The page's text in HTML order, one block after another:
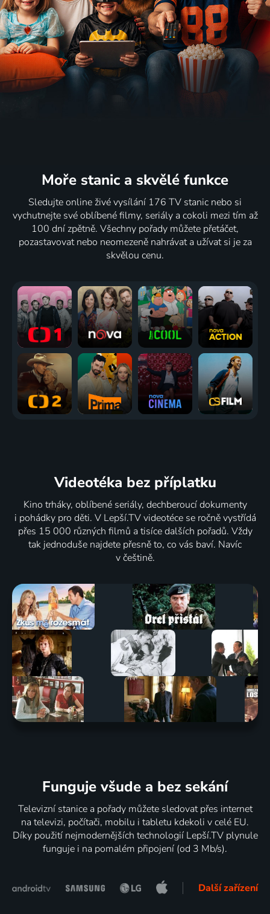
Moře stanic a skvělé funkce
Sledujte online živé vysílání 176 TV stanic nebo si
vychutnejte své oblíbené filmy, seriály a cokoli mezi tím až
100 dní zpětně. Všechny pořady můžete přetáčet,
pozastavovat nebo neomezeně nahrávat a užívat si je za
skvělou cenu.
Videotéka bez příplatku
Kino trháky, oblíbené seriály, dechberoucí dokumenty
i pohádky pro děti. V Lepší.TV videotéce se ročně vystřídá
přes 15 000 různých filmů a tisíce dalších pořadů. Vždy
tak jednoduše najdete přesně to, co vás baví. Navíc
v češtině.
Funguje všude a bez sekání
Televizní stanice a pořady můžete sledovat přes internet
na televizi, počítači, mobilu i tabletu kdekoli v celé EU.
Díky použití nejmodernějších technologií Lepší.TV plynule
funguje i na pomalém připojení (od 3 Mb/s).
Další zařízení